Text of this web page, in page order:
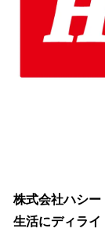
株式会社ハシー
生活にディラ